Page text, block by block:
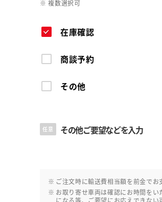
※ 複数選択可
在庫確認
商談予約
その他
任意 その他ご要望などを入力
ご注文時に輸送費相当額を前金で
お取り寄せ車両は確認にお時間をい